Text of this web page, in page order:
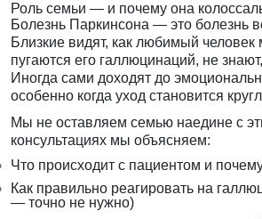
Роль семьи — и почему она
Болезнь Паркинсона — это болезнь
Близкие видят, как любимый человек
пугаются его галлюцинаций, не
Иногда сами доходят до
особенно когда уход становится
Мы не оставляем семью наедине с
консультациях мы объясняем:
Что происходит с пациентом и
Как правильно реагировать на
— точно не нужно)